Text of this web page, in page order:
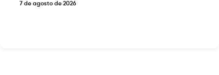
7 de agosto de 2026